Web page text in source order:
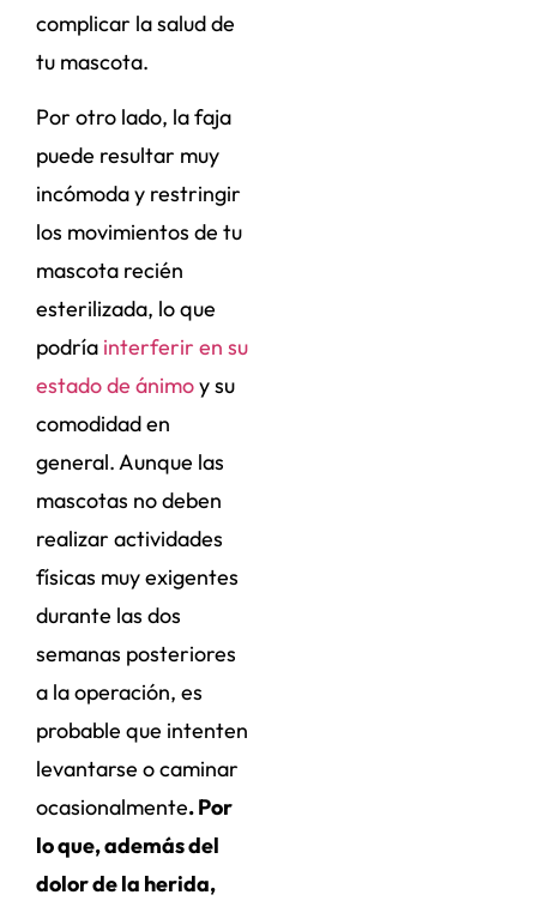
complicar la salud de
tu mascota.
Por otro lado, la faja
puede resultar muy
incómoda y restringir
los movimientos de tu
mascota recién
esterilizada, lo que
podría interferir en su
estado de ánimoy su
comodidad en
general. Aunque las
mascotas no deben
realizar actividades
físicas muy exigentes
durante las dos
semanas posteriores
a la operación, es
probable que intenten
levantarse o caminar
ocasionalmente. Por
lo que, además del
dolor de la herida,